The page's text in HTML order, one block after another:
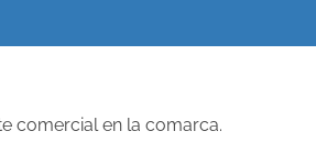
comercial en la comarca.